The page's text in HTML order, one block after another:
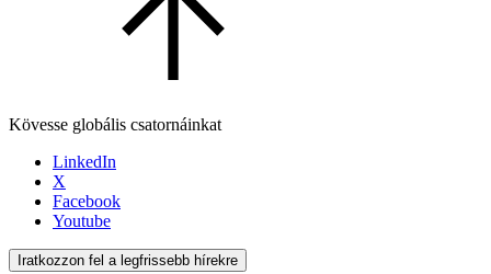
Kövesse globális csatornáinkat
LinkedIn
X
Facebook
Youtube
Iratkozzon fel a legfrissebb hírekre